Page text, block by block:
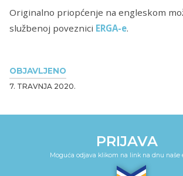
OBJAVLJENO
7. TRAVNJA 2020.
Originalno priopćenje na engleskom
službenoj poveznici ERGA-e.
PRIJAVA
Moguća odjava klikom na link na dnu naše